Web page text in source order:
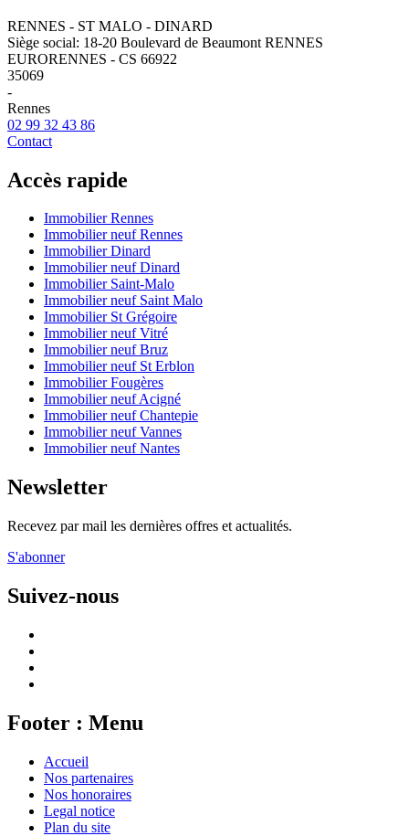
RENNES - ST MALO - DINARD
Siège social: 18-20 Boulevard de Beaumont RENNES
EURORENNES - CS 66922
35069
-
Rennes
02 99 32 43 86
Contact
Accès rapide
Immobilier Rennes
Immobilier neuf Rennes
Immobilier Dinard
Immobilier neuf Dinard
Immobilier Saint-Malo
Immobilier neuf Saint Malo
Immobilier St Grégoire
Immobilier neuf Vitré
Immobilier neuf Bruz
Immobilier neuf St Erblon
Immobilier Fougères
Immobilier neuf Acigné
Immobilier neuf Chantepie
Immobilier neuf Vannes
Immobilier neuf Nantes
Newsletter
Recevez par mail les dernières offres et actualités.
S'abonner
Suivez-nous
Footer : Menu
Accueil
Nos partenaires
Nos honoraires
Legal notice
Plan du site